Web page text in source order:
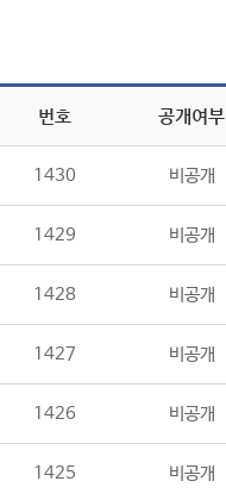
번호 공개여부
1430 비공개
1429 비공개
1428 비공개
1427 비공개
1426 비공개
1425 비공개